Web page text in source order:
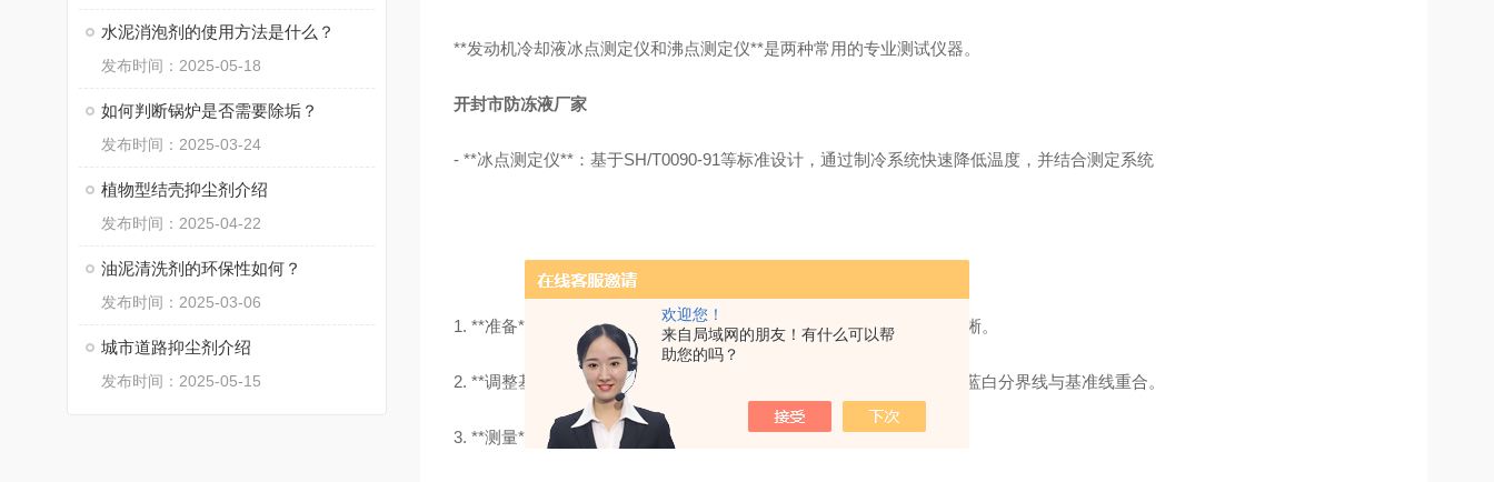
欢迎您！
来自局域网的朋友！有什么可以帮
助您的吗？
水泥消泡剂的使用方法是什么？
发布时间：2025-05-18
如何判断锅炉是否需要除垢？
发布时间：2025-03-24
植物型结壳抑尘剂介绍
发布时间：2025-04-22
油泥清洗剂的环保性如何？
发布时间：2025-03-06
城市道路抑尘剂介绍
发布时间：2025-05-15
**发动机冷却液冰点测定仪和沸点测定仪**是两种常用的专业测试仪器。
开封市防冻液厂家
- **冰点测定仪**：基于SH/T0090-91等标准设计，通过制冷系统快速降低温度，并结合测定系统
1. **准备**：将折光棱镜对准光亮方向，调节目镜视度环，直到标线清晰。
2. **调整基准**：使用标准液（如纯净水）进行校准，使目镜视场中的蓝白分界线与基准线重合。
3. **测量**：用柔软绒布擦净棱镜表面及